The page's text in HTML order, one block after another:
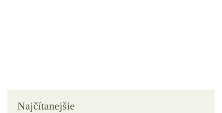
Najčítanejšie